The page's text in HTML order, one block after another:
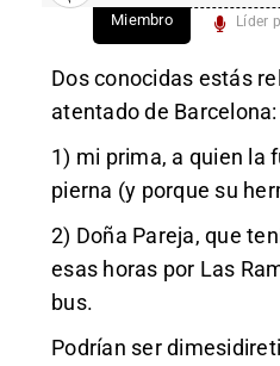
Miembro Líder
Dos conocidas estás
atentado de Barcelona:
1) mi prima, a quien la
pierna (y porque su
2) Doña Pareja, que
esas horas por Las
bus.
Podrían ser